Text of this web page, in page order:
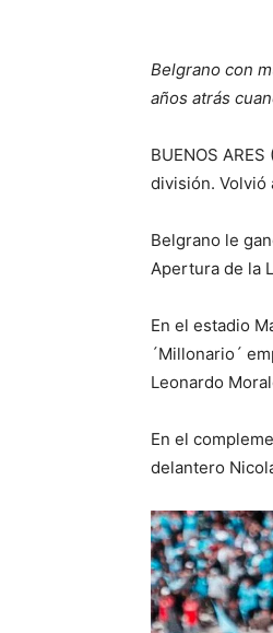
Belgrano con
años atrás
BUENOS
división. Volvió
Belgrano le
Apertura de la
En el estadio
´Millonario´
Leonardo
En el
delantero